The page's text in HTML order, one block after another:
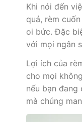
Khi nói đến
quả, rèm
oi bức. Đặc
với mọi ngân
Lợi ích của
cho mọi
nếu bạn
mà chúng